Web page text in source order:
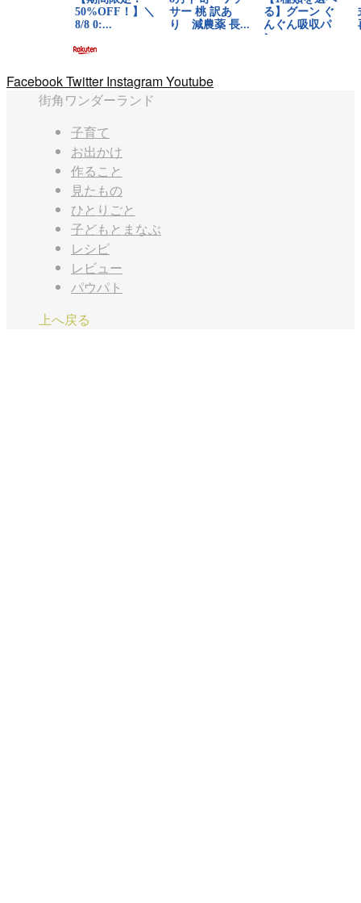
FacebookTwitter InstagramYoutube
街角ワンダーランド
子育て
お出かけ
作ること
見たもの
ひとりごと
子どもとまなぶ
レシピ
レビュー
パウパト
上へ戻る